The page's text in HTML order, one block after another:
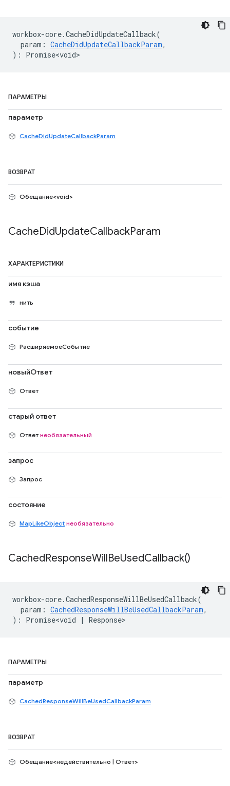
workbox-core.CacheDidUpdateCallback(
param : CacheDidUpdateCallbackParam,
) : Promise<void>
ПАРАМЕТРЫ
параметр
CacheDidUpdateCallbackParam
ВОЗВРАТ
Обещание<void>
CacheDidUpdateCallbackParam
ХАРАКТЕРИСТИКИ
имя кэша
нить
событие
РасширяемоеСобытие
новыйОтвет
Ответ
старый ответ
Ответ необязательный
запрос
Запрос
состояние
MapLikeObject необязательно
CachedResponseWillBeUsedCallback()
workbox-core.CachedResponseWillBeUsedCallback(
param : CachedResponseWillBeUsedCallbackParam,
) : Promise<void | Response>
ПАРАМЕТРЫ
параметр
CachedResponseWillBeUsedCallbackParam
ВОЗВРАТ
Обещание<недействительно | Ответ>